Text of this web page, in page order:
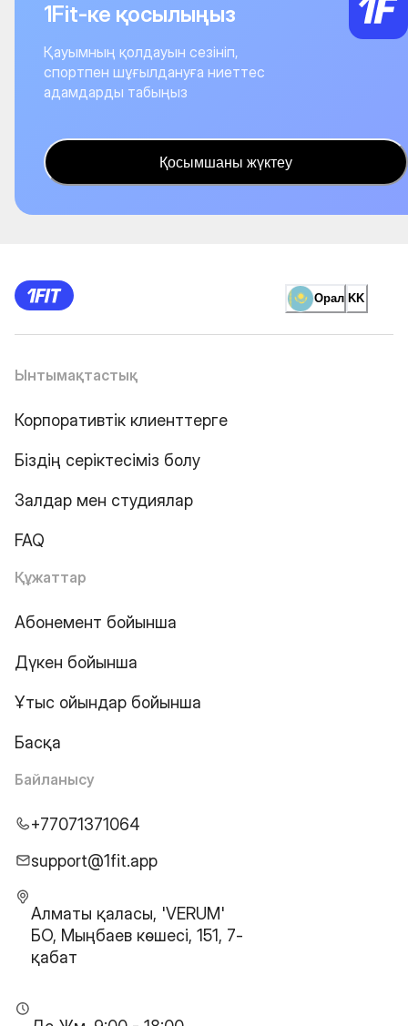
1Fit-ке қосылыңыз
Қауымның қолдауын сезініп,
спортпен шұғылдануға ниеттес
адамдарды табыңыз
Қосымшаны жүктеу
Орал KK
Ынтымақтастық
Корпоративтік клиенттерге
Біздің серіктесіміз болу
Залдар мен студиялар
FAQ
Құжаттар
Абонемент бойынша
Дүкен бойынша
Ұтыс ойындар бойынша
Басқа
Байланысу
+77071371064
support@1fit.app
Алматы қаласы, 'VERUM'
БО, Мыңбаев көшесі, 151, 7-
қабат